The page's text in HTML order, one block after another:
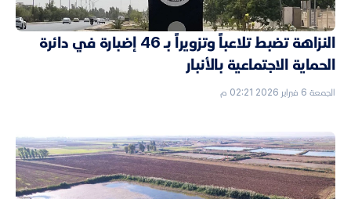
النزاهة تضبط تلاعباً وتزويراً بـ 46 إضبارة في دائرة
الحماية الاجتماعية بالأنبار
الجمعة 6 فبراير 2026 02:21 م